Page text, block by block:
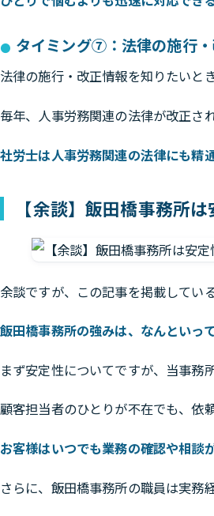
タイミング⑦：法律の施行
法律の施行・改正情報を知りたいと
毎年、人事労務関連の法律が改正さ
社労士は人事労務関連の法律にも精
【余談】飯田橋事務所
余談ですが、この記事を掲載してい
飯田橋事務所の強みは、なんといっ
まず安定性についてですが、当事務
顧客担当者のひとりが不在でも、依
お客様はいつでも業務の確認や相談
さらに、飯田橋事務所の職員は実務